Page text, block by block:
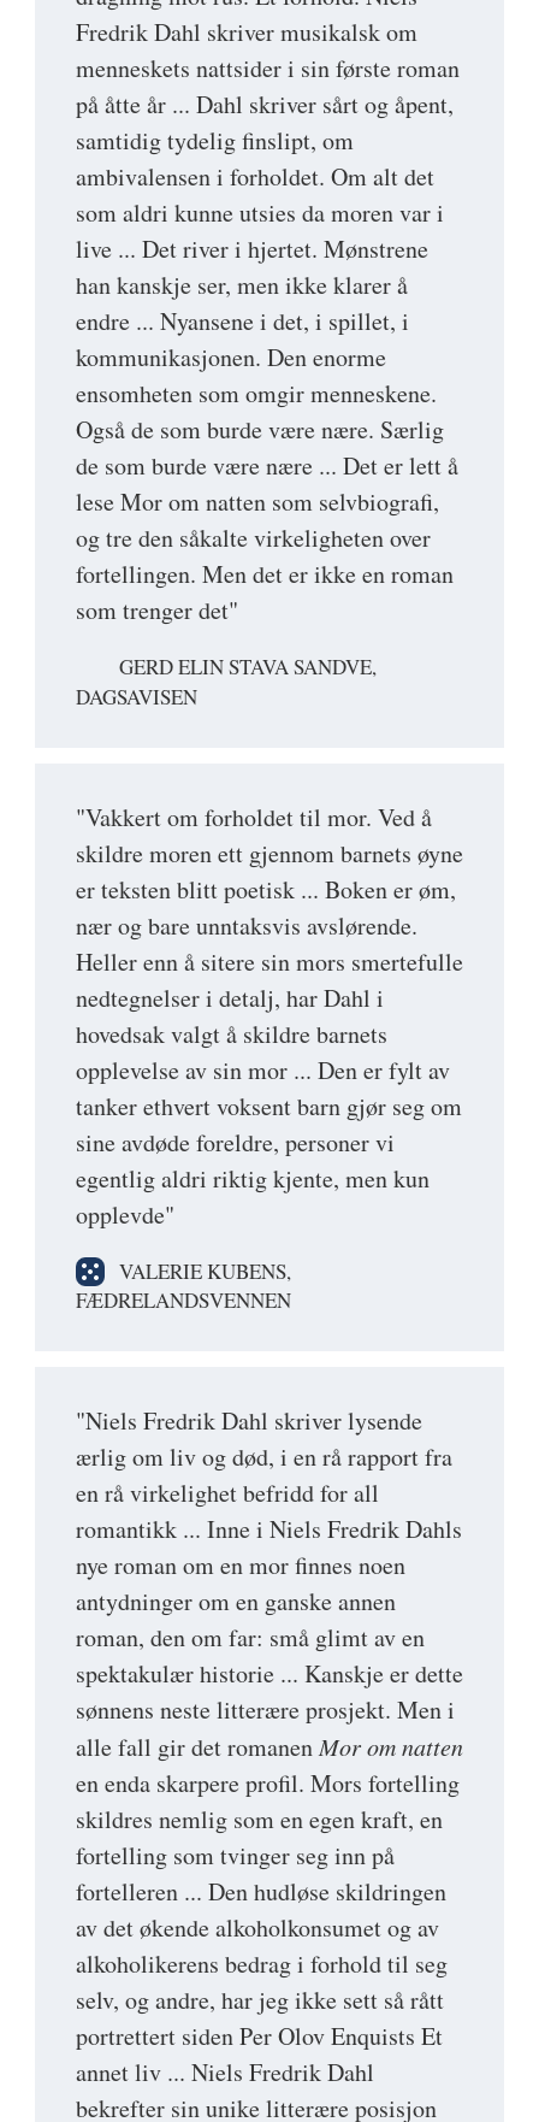
Fredrik Dahl skriver musikalsk om
menneskets nattsider i sin første roman
på åtte år ... Dahl skriver sårt og åpent,
samtidig tydelig finslipt, om
ambivalensen i forholdet. Om alt det
som aldri kunne utsies da moren var i
live ... Det river i hjertet. Mønstrene
han kanskje ser, men ikke klarer å
endre ... Nyansene i det, i spillet, i
kommunikasjonen. Den enorme
ensomheten som omgir menneskene.
Også de som burde være nære. Særlig
de som burde være nære ... Det er lett å
lese Mor om natten som selvbiografi,
og tre den såkalte virkeligheten over
fortellingen. Men det er ikke en roman
som trenger det"
GERD ELIN STAVA SANDVE,
DAGSAVISEN
"Vakkert om forholdet til mor. Ved å
skildre moren ett gjennom barnets øyne
er teksten blitt poetisk ... Boken er øm,
nær og bare unntaksvis avslørende.
Heller enn å sitere sin mors smertefulle
nedtegnelser i detalj, har Dahl i
hovedsak valgt å skildre barnets
opplevelse av sin mor ... Den er fylt av
tanker ethvert voksent barn gjør seg om
sine avdøde foreldre, personer vi
egentlig aldri riktig kjente, men kun
opplevde"
VALERIE KUBENS,
FÆDRELANDSVENNEN
"Niels Fredrik Dahl skriver lysende
ærlig om liv og død, i en rå rapport fra
en rå virkelighet befridd for all
romantikk ... Inne i Niels Fredrik Dahls
nye roman om en mor finnes noen
antydninger om en ganske annen
roman, den om far: små glimt av en
spektakulær historie ... Kanskje er dette
sønnens neste litterære prosjekt. Men i
alle fall gir det romanenMor om natten
en enda skarpere profil. Mors fortelling
skildres nemlig som en egen kraft, en
fortelling som tvinger seg inn på
fortelleren ... Den hudløse skildringen
av det økende alkoholkonsumet og av
alkoholikerens bedrag i forhold til seg
selv, og andre, har jeg ikke sett så rått
portrettert siden Per Olov Enquists Et
annet liv ... Niels Fredrik Dahl
bekrefter sin unike litterære posisjon